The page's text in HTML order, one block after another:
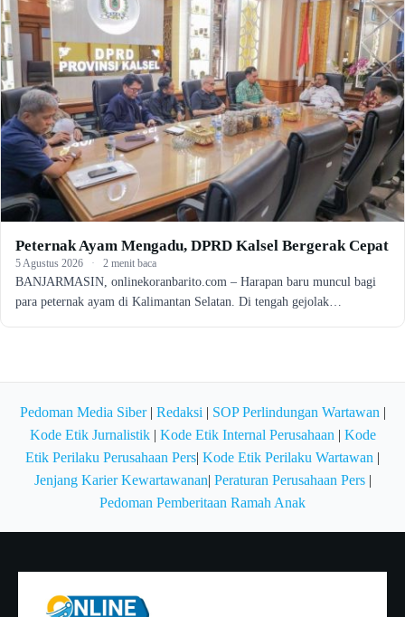
Peternak Ayam Mengadu, DPRD Kalsel Bergerak Cepat
5 Agustus 2026 · 2 menit baca
BANJARMASIN, onlinekoranbarito.com – Harapan baru muncul bagi
para peternak ayam di Kalimantan Selatan. Di tengah gejolak…
Pedoman Media Siber| Redaksi| SOP Perlindungan Wartawan|
Kode Etik Jurnalistik| Kode Etik Internal Perusahaan| Kode
Etik Perilaku Perusahaan Pers Kode Etik Perilaku Wartawan
Jenjang Karier Kewartawanan| Peraturan Perusahaan Pers|
Pedoman Pemberitaan Ramah Anak